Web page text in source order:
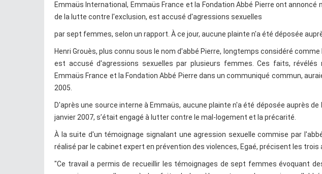
Emmaüs International, Emmaüs France et la Fondation Abbé Pierre ont
de la lutte contre l'exclusion, est accusé d'agressions sexuelles
par sept femmes, selon un rapport. À ce jour, aucune plainte n'a été déposée
Henri Grouès, plus connu sous le nom d'abbé Pierre, longtemps considéré
est accusé d'agressions sexuelles par plusieurs femmes. Ces faits, révélés
Emmaüs France et la Fondation Abbé Pierre dans un communiqué commun,
2005.
D'après une source interne à Emmaüs, aucune plainte n'a été déposée auprès
janvier 2007, s’était engagé à lutter contre le mal-logement et la précarité.
À la suite d'un témoignage signalant une agression sexuelle commise par
réalisé par le cabinet expert en prévention des violences, Egaé, précisent les trois
"Ce travail a permis de recueillir les témoignages de sept femmes évoquant